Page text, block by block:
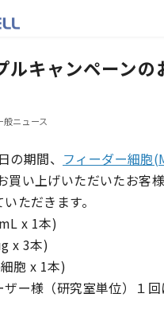
ルキャンペーンの
般ニュース
の期間、 フィーダー細胞
買い上げいただいたお客
ただきます。
x 1本)
x 3本)
胞 x 1本)
ー様（研究室単位）１回